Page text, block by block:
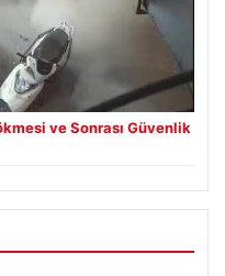
ve Sonrası Güvenlik